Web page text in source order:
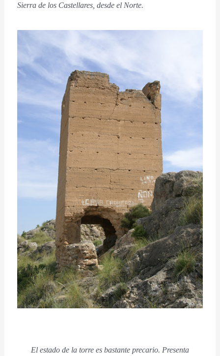
Sierra de los Castellares, desde el Norte.
El estado de la torre es bastante precario. Presenta